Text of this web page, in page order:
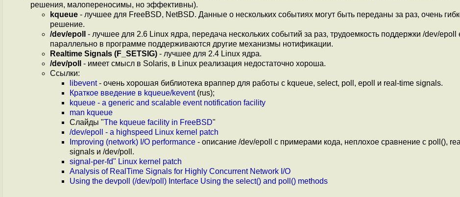
решения, малопереносимы, но эффективны).
kqueue - лучшее для FreeBSD, NetBSD. Данные о нескольких событиях могут быть переданы за раз, очень
решение.
/dev/epoll
- лучшее для 2.6 Linux ядра, передача нескольких событий за раз, трудоемкость поддержки /dev/epoll
параллельно в программе поддерживаются другие механизмы нотификации.
Realtime Signals (F_SETSIG) - лучшее для 2.4 Linux ядра.
/dev/poll
- имеет смысл в Solaris, в Linux реализация недостаточно хороша.
Ссылки:
libevent- очень хорошая библиотека враппер для работы с kqueue, select, poll, epoll и real-time signals.
Краткое введение в kqueue/kevent(rus);
kqueue - a generic and scalable event notification facility
man kqueue
Слайды "The kqueue facility in FreeBSD"
/dev/epoll - a highspeed Linux kernel patch
Improving (network) I/O performance - описание /dev/epoll с примерами кода, неплохое сравнение с poll(),
signals и /dev/poll.
signal-per-fd" Linux kernel patch
Analysis of RealTime Signals for Highly Concurrent Network I/O
Using the devpoll (/dev/poll) Interface Using the select() and poll() methods